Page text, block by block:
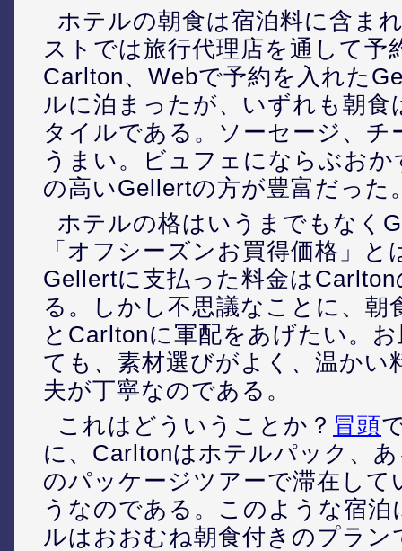
ホテルの朝食は宿泊料に含ま
ストでは旅行代理店を通して予
Carlton、Webで予約を入れた
ルに泊まったが、いずれも朝食
タイルである。ソーセージ、チ
うまい。ビュフェにならぶおか
の高いGellertの方が豊富だった
ホテルの格はいうまでもなく
「オフシーズンお買得価格」と
Gellertに支払った料金は
る。しかし不思議なことに、朝
とCarltonに軍配をあげたい。
ても、素材選びがよく、温かい
夫が丁寧なのである。
これはどういうことか？ 冒頭
に、Carltonはホテルパック、
のパッケージツアーで滞在して
うなのである。このような宿
ルはおおむね朝食付きのプラン